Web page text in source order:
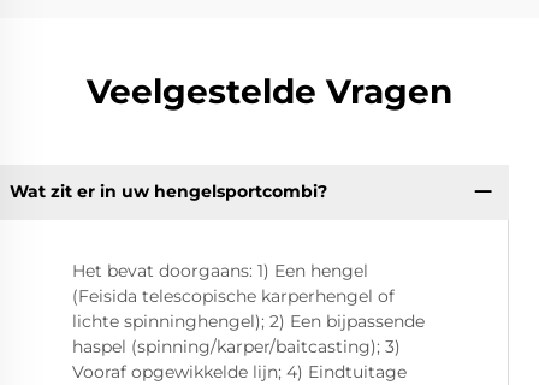
Veelgestelde Vragen
Wat zit er in uw hengelsportcombi?
Het bevat doorgaans: 1) Een hengel
(Feisida telescopische karperhengel of
lichte spinninghengel); 2) Een bijpassende
haspel (spinning/karper/baitcasting); 3)
Vooraf opgewikkelde lijn; 4) Eindtuitage